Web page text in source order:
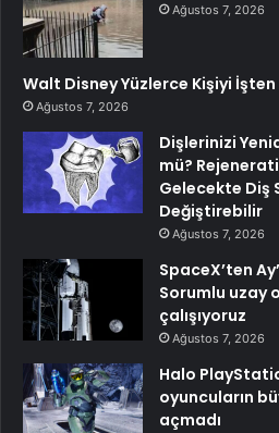
Ağustos 7, 2026
Walt Disney Yüzlerce Kişiyi İşten
Ağustos 7, 2026
Dişlerinizi
mü?
Gelecekte Diş
Değiştirebilir
Ağustos 7, 2026
SpaceX’ten
Sorumlu uzay
çalışıyoruz
Ağustos 7, 2026
Halo
oyuncuların
açmadı